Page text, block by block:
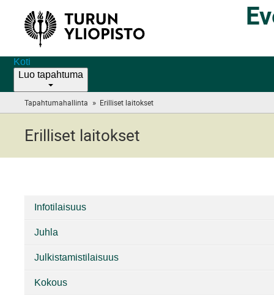
Koti
Luo tapahtuma
Tapahtumahallinta » Erilliset laitokset
are
Erilliset laitokset
laitokset
Infotilaisuus
Juhla
Julkistamistilaisuus
Kokous